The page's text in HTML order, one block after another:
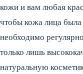
кожи и вам любая
чтобы кожа лица
необходимо
только лишь
натуральную